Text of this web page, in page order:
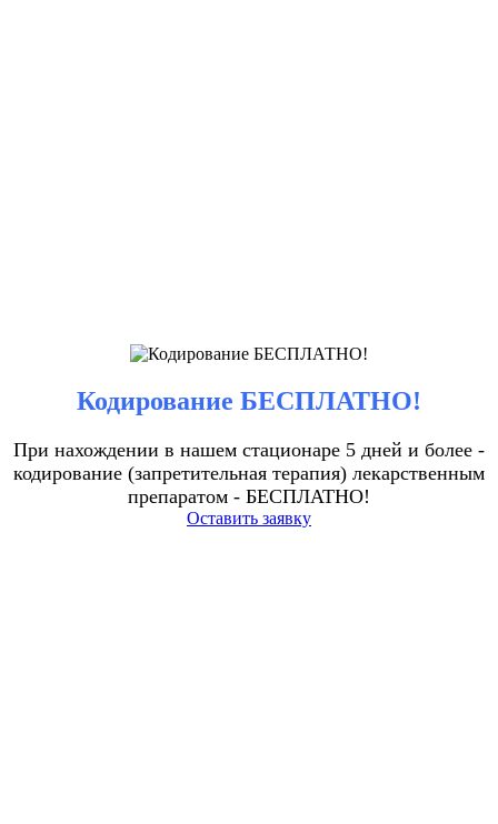
Кодирование БЕСПЛАТНО!
При нахождении в нашем стационаре 5 дней и более -
кодирование (запретительная терапия) лекарственным
препаратом - БЕСПЛАТНО!
Оставить заявку